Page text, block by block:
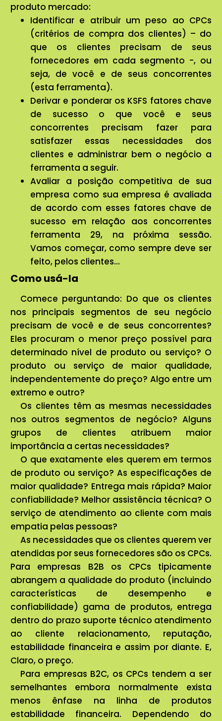
produto mercado:
Identificar e atribuir um peso ao CPCs
(critérios de compra dos clientes) – do
que os clientes precisam de seus
fornecedores em cada segmento -, ou
seja, de você e de seus concorrentes
(esta ferramenta).
Derivar e ponderar os KSFS fatores chave
de sucesso o que você e seus
concorrentes precisam fazer para
satisfazer essas necessidades dos
clientes e administrar bem o negócio a
ferramenta a seguir.
Avaliar a posição competitiva de sua
empresa como sua empresa é avaliada
de acordo com esses fatores chave de
sucesso em relação aos concorrentes
ferramenta 29, na próxima sessão.
Vamos começar, como sempre deve ser
feito, pelos clientes…
Como usá-la
Comece perguntando: Do que os clientes
nos principais segmentos de seu negócio
precisam de você e de seus concorrentes?
Eles procuram o menor preço possível para
determinado nível de produto ou serviço? O
produto ou serviço de maior qualidade,
independentemente do preço? Algo entre um
extremo e outro?
Os clientes têm as mesmas necessidades
nos outros segmentos de negócio? Alguns
grupos de clientes atribuem maior
importância a certas necessidades?
O que exatamente eles querem em termos
de produto ou serviço? As especificações de
maior qualidade? Entrega mais rápida? Maior
confiabilidade? Melhor assistência técnica? O
serviço de atendimento ao cliente com mais
empatia pelas pessoas?
As necessidades que os clientes querem ver
atendidas por seus fornecedores são os CPCs.
Para empresas B2B os CPCs tipicamente
abrangem a qualidade do produto (incluindo
características de desempenho e
confiabilidade) gama de produtos, entrega
dentro do prazo suporte técnico atendimento
ao cliente relacionamento, reputação,
estabilidade financeira e assim por diante. E,
Claro, o preço.
Para empresas B2C, os CPCs tendem a ser
semelhantes embora normalmente exista
menos ênfase na linha de produtos
estabilidade financeira. Dependendo do